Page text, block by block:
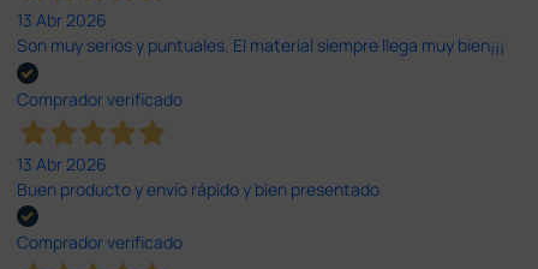
13 Abr 2026
Son muy serios y puntuales. El material siempre llega muy bien¡¡¡
Comprador verificado
13 Abr 2026
Buen producto y envío rápido y bien presentado
Comprador verificado